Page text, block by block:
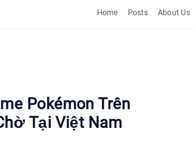
Home Posts About Us
Pokémon Trên
Tại Việt Nam